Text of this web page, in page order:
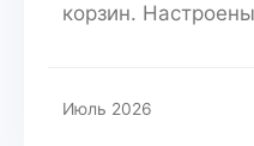
корзин.
Июль 2026